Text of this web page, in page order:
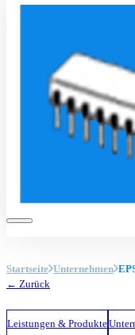
Startseite Unternehmen
← Zurück
Leistungen & Produkte